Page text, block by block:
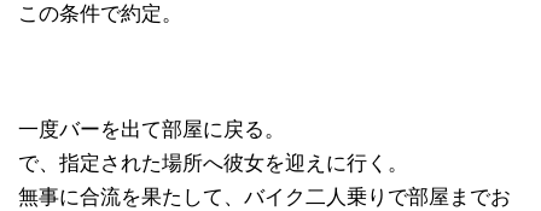
この条件で約定。
一度バーを出て部屋に戻る。
で、指定された場所へ彼女を迎えに行く。
無事に合流を果たして、バイク二人乗りで部屋までお